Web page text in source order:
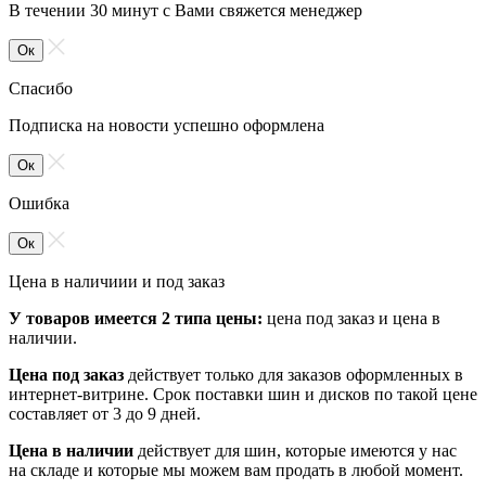
В течении 30 минут с Вами свяжется менеджер
Ок
Спасибо
Подписка на новости успешно оформлена
Ок
Ошибка
Ок
Цена в наличиии и под заказ
У товаров имеется 2 типа цены: цена под заказ и цена в
наличии.
Цена под заказ действует только для заказов оформленных в
интернет-витрине. Срок поставки шин и дисков по такой цене
составляет от 3 до 9 дней.
Цена в наличии действует для шин, которые имеются у нас
на складе и которые мы можем вам продать в любой момент.